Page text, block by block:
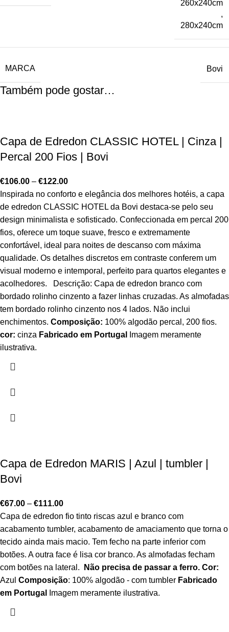
260x240cm
,
280x240cm
MARCA Bovi
Também pode gostar…
Capa de Edredon CLASSIC HOTEL | Cinza |
Percal 200 Fios | Bovi
€106.00 – €122.00
Inspirada no conforto e elegância dos melhores hotéis, a capa
de edredon CLASSIC HOTEL da Bovi destaca-se pelo seu
design minimalista e sofisticado. Confeccionada em percal 200
fios, oferece um toque suave, fresco e extremamente
confortável, ideal para noites de descanso com máxima
qualidade. Os detalhes discretos em contraste conferem um
visual moderno e intemporal, perfeito para quartos elegantes e
acolhedores. Descrição: Capa de edredon branco com
bordado rolinho cinzento a fazer linhas cruzadas. As almofadas
tem bordado rolinho cinzento nos 4 lados. Não inclui
enchimentos. Composição: 100% algodão percal, 200 fios.
cor: cinza Fabricado em Portugal
Imagem meramente
ilustrativa.
Capa de Edredon MARIS | Azul | tumbler |
Bovi
€67.00 – €111.00
Capa de edredon fio tinto riscas azul e branco com
acabamento tumbler, acabamento de amaciamento que torna o
tecido ainda mais macio. Tem fecho na parte inferior com
botões. A outra face é lisa cor branco. As almofadas fecham
com botões na lateral.
Não precisa de passar a ferro. Cor:
Azul Composição: 100% algodão - com tumbler Fabricado
em Portugal
Imagem meramente ilustrativa.